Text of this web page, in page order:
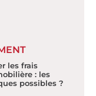
les frais
: les
possibles ?